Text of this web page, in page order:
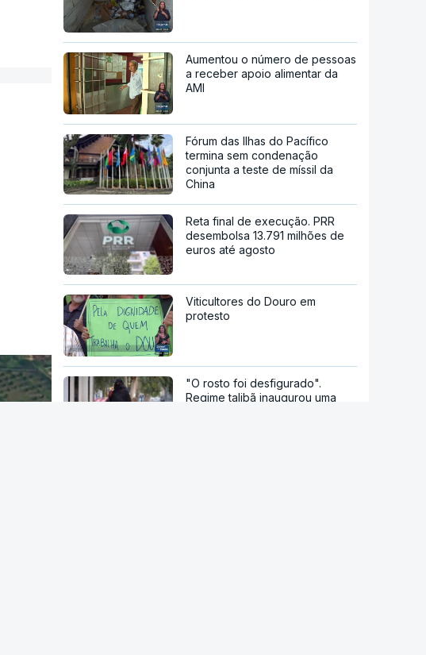
Aumentou o número de pessoas
a receber apoio alimentar da
AMI
Fórum das Ilhas do Pacífico
termina sem condenação
conjunta a teste de míssil da
China
Reta final de execução. PRR
desembolsa 13.791 milhões de
euros até agosto
Viticultores do Douro em
protesto
"O rosto foi desfigurado".
Regime talibã inaugurou uma